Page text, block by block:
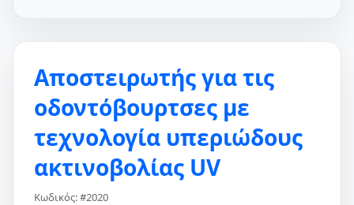
Aποστειρωτής για τις
οδοντόβουρτσες με
τεχνολογία υπεριώδους
ακτινοβολίας UV
Κωδικός: #2020